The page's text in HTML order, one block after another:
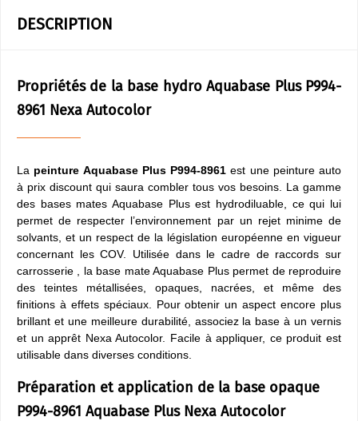
DESCRIPTION
Propriétés de la base hydro Aquabase Plus P994-
8961 Nexa Autocolor
La peinture Aquabase Plus P994-8961 est une peinture auto
à prix discount qui saura combler tous vos besoins. La gamme
des bases mates Aquabase Plus est hydrodiluable, ce qui lui
permet de respecter l’environnement par un rejet minime de
solvants, et un respect de la législation européenne en vigueur
concernant les COV. Utilisée dans le cadre de raccords sur
carrosserie , la base mate Aquabase Plus permet de reproduire
des teintes métallisées, opaques, nacrées, et même des
finitions à effets spéciaux. Pour obtenir un aspect encore plus
brillant et une meilleure durabilité, associez la base à un vernis
et un apprêt Nexa Autocolor. Facile à appliquer, ce produit est
utilisable dans diverses conditions.
Préparation et application de la base opaque
P994-8961 Aquabase Plus Nexa Autocolor